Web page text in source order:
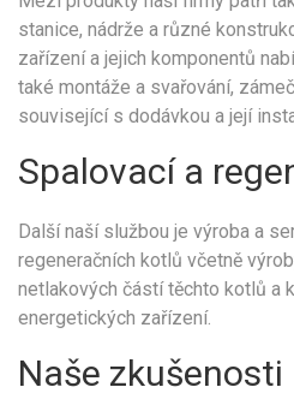
stanice, nádrže a různé
zařízení a jejich komponentů
také montáže a svařování,
související s dodávkou a její
Spalovací a
Další naší službou je výroba a
regeneračních kotlů včetně
netlakových částí těchto kotlů a
energetických zařízení.
Naše zkušenosti